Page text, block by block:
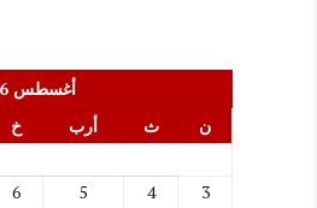
أغسطس 2026
ن
ث أرب خ
3
4
5
6